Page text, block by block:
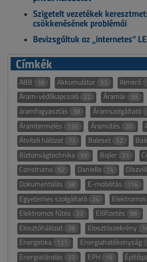
Szigetelt vezetékek
csökkenésének problémái
Bevizsgáltuk az „internetes”
Címkék
ABB 16 Akkumulátor 53 Almérő
Áram-védőkapcsoló 22 Áramár 39
áramfogyasztás 38 Áramszolgáltató
Áramtermelés 136 Áramütés 20
Átviteli hálózat 73 Baleset 52
Biztonságtechnika 39 Bojler 21
Construma 52 Daniella 14
Dokumentálás 58 E-mobilitás 114
Egyetemes szolgáltató 24
Elektromos fűtés 33 Előfizetés 96
Elosztóhálózat 38 Elosztószekrény
Energetika 121 Energiahatékonyság
Energiatárolás 32 EPH 16